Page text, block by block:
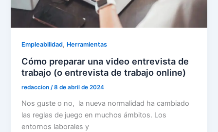
Empleabilidad, Herramientas
Cómo preparar una video entrevista de
trabajo (o entrevista de trabajo online)
redaccion/8 de abril de 2024
Nos guste o no, la nueva normalidad ha cambiado
las reglas de juego en muchos ámbitos. Los
entornos laborales y